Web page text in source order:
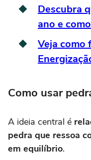
Descubra
ano e
Veja como
Como usar
A ideia central é
pedra que ressoa
em equilíbrio.